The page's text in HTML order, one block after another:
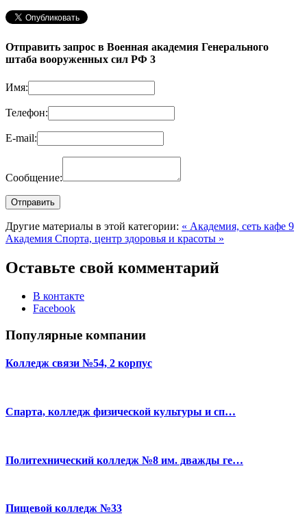
Отправить запрос в Военная академия Генерального
штаба вооруженных сил РФ 3
Имя:
Телефон:
E-mail:
Сообщение:
Другие материалы в этой категории: « Академия, сеть кафе 9
Академия Спорта, центр здоровья и красоты »
Оставьте свой комментарий
В контакте
Facebook
Популярные компании
Колледж связи №54, 2 корпус
Спарта, колледж физической культуры и сп…
Политехнический колледж №8 им. дважды ге…
Пищевой колледж №33